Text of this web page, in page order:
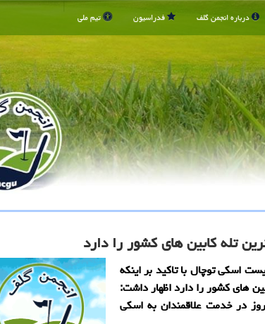
درباره انجمن گلف فدراسیون تیم ملی
تله كابین های كشور را دارد
اسکی توچال با تاکید بر اینکه
های کشور را دارد اظهار داشت:
در خدمت علاقمندان به اسکی